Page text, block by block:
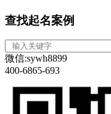
查找起名案例
微信:sywh8899
400-6865-693